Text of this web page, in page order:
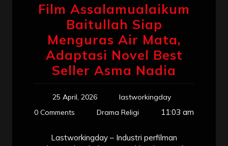
Film Assalamualaikum
Baitullah Siap
Menguras Air Mata,
Adaptasi Novel Best
Seller Asma Nadia
25 April, 2026
lastworkingday
0 Comments
Drama Religi 11:03 am
Lastworkingday – Industri perfilman